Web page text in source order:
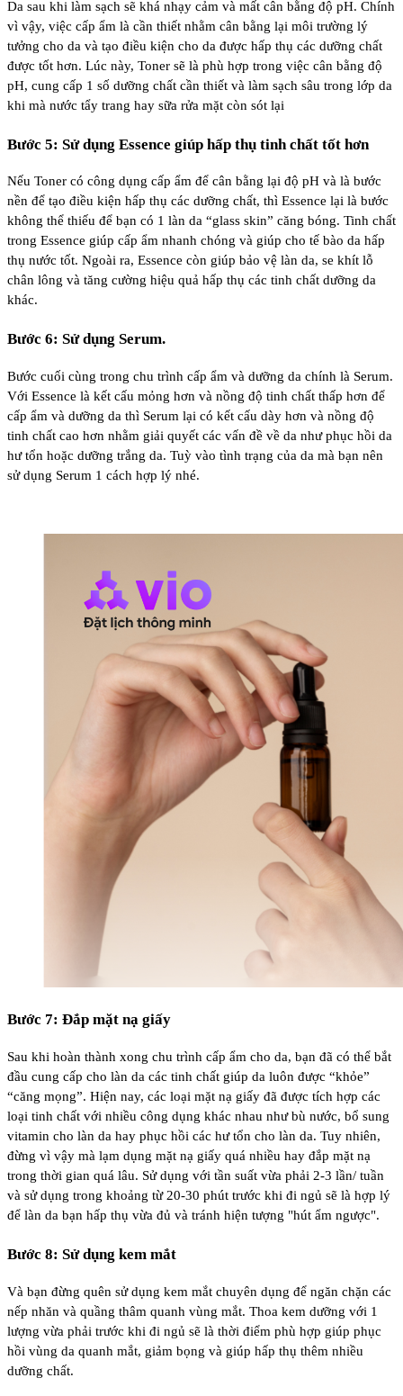
Da sau khi làm sạch sẽ khá nhạy cảm và mất cân bằng độ pH. Chính
vì vậy, việc cấp ẩm là cần thiết nhằm cân bằng lại môi trường lý
tưởng cho da và tạo điều kiện cho da được hấp thụ các dưỡng chất
được tốt hơn. Lúc này, Toner sẽ là phù hợp trong việc cân bằng độ
pH, cung cấp 1 số dưỡng chất cần thiết và làm sạch sâu trong lớp da
khi mà nước tẩy trang hay sữa rửa mặt còn sót lại
Bước 5: Sử dụng Essence giúp hấp thụ tinh chất tốt hơn
Nếu Toner có công dụng cấp ẩm để cân bằng lại độ pH và là bước
nền để tạo điều kiện hấp thụ các dưỡng chất, thì Essence lại là bước
không thể thiếu để bạn có 1 làn da “glass skin” căng bóng. Tinh chất
trong Essence giúp cấp ẩm nhanh chóng và giúp cho tế bào da hấp
thụ nước tốt. Ngoài ra, Essence còn giúp bảo vệ làn da, se khít lỗ
chân lông và tăng cường hiệu quả hấp thụ các tinh chất dưỡng da
khác.
Bước 6: Sử dụng Serum.
Bước cuối cùng trong chu trình cấp ẩm và dưỡng da chính là Serum.
Với Essence là kết cấu mỏng hơn và nồng độ tinh chất thấp hơn để
cấp ẩm và dưỡng da thì Serum lại có kết cấu dày hơn và nồng độ
tinh chất cao hơn nhằm giải quyết các vấn đề về da như phục hồi da
hư tổn hoặc dưỡng trắng da. Tuỳ vào tình trạng của da mà bạn nên
sử dụng Serum 1 cách hợp lý nhé.
Bước 7: Đắp mặt nạ giấy
Sau khi hoàn thành xong chu trình cấp ẩm cho da, bạn đã có thể bắt
đầu cung cấp cho làn da các tinh chất giúp da luôn được “khỏe”
“căng mọng”. Hiện nay, các loại mặt nạ giấy đã được tích hợp các
loại tinh chất với nhiều công dụng khác nhau như bù nước, bổ sung
vitamin cho làn da hay phục hồi các hư tổn cho làn da. Tuy nhiên,
đừng vì vậy mà lạm dụng mặt nạ giấy quá nhiều hay đắp mặt nạ
trong thời gian quá lâu. Sử dụng với tần suất vừa phải 2-3 lần/ tuần
và sử dụng trong khoảng từ 20-30 phút trước khi đi ngủ sẽ là hợp lý
để làn da bạn hấp thụ vừa đủ và tránh hiện tượng "hút ẩm ngược".
Bước 8: Sử dụng kem mắt
Và bạn đừng quên sử dụng kem mắt chuyên dụng để ngăn chặn các
nếp nhăn và quầng thâm quanh vùng mắt. Thoa kem dưỡng với 1
lượng vừa phải trước khi đi ngủ sẽ là thời điểm phù hợp giúp phục
hồi vùng da quanh mắt, giảm bọng và giúp hấp thụ thêm nhiều
dưỡng chất.